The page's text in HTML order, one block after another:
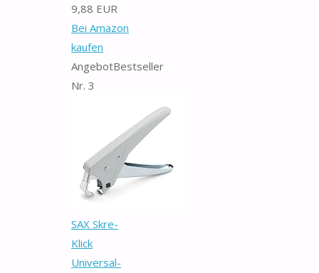
9,88 EUR
Bei Amazon
kaufen
AngebotBestseller
Nr. 3
SAX Skre-
Klick
Universal-